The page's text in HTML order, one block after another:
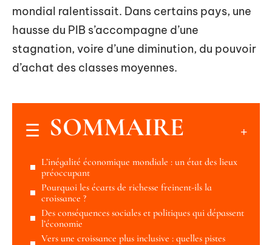
mondial ralentissait. Dans certains pays, une
hausse du PIB s’accompagne d’une
stagnation, voire d’une diminution, du pouvoir
d’achat des classes moyennes.
SOMMAIRE
L’inégalité économique mondiale : un état des lieux
préoccupant
Pourquoi les écarts de richesse freinent-ils la
croissance ?
Des conséquences sociales et politiques qui dépassent
l’économie
Vers une croissance plus inclusive : quelles pistes